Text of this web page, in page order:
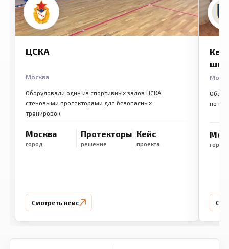
ЦСКА
Москва
Оборудовали один из спортивных залов ЦСКА
стеновыми протекторами для безопасных
тренировок.
Москва
город
Протекторы
решение
Кейс
проекта
Смотреть кейс
по
город